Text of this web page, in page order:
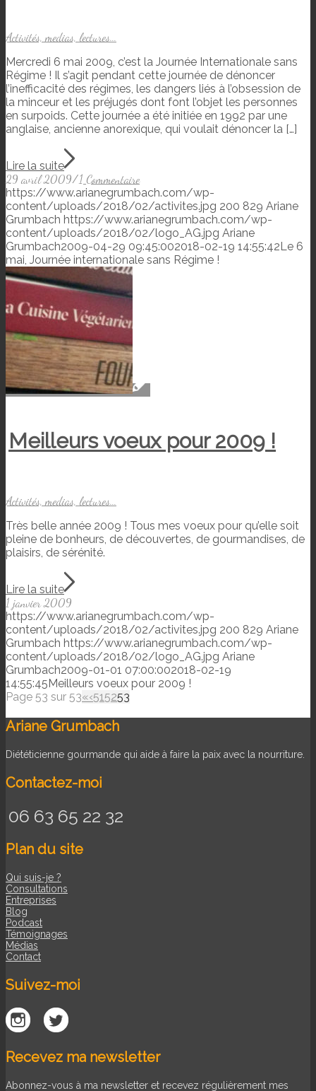
Activités, medias, lectures...
Mercredi 6 mai 2009, c’est la Journée Internationale sans
Régime ! Il s’agit pendant cette journée de dénoncer
l’inefficacité des régimes, les dangers liés à l’obsession de
la minceur et les préjugés dont font l’objet les personnes
en surpoids. Cette journée a été initiée en 1992 par une
anglaise, ancienne anorexique, qui voulait dénoncer la […]
Lire la suite
29 avril 2009/1 Commentaire
https://www.arianegrumbach.com/wp-
content/uploads/2018/02/activites.jpg 200 829 Ariane
Grumbach https://www.arianegrumbach.com/wp-
content/uploads/2018/02/logo_AG.jpg Ariane
Grumbach2009-04-29 09:45:002018-02-19 14:55:42 Le 6
mai, Journée internationale sans Régime !
Meilleurs voeux pour 2009 !
Activités, medias, lectures...
Très belle année 2009 ! Tous mes voeux pour qu’elle soit
pleine de bonheurs, de découvertes, de gourmandises, de
plaisirs, de sérénité.
Lire la suite
1 janvier 2009
https://www.arianegrumbach.com/wp-
content/uploads/2018/02/activites.jpg 200 829 Ariane
Grumbach https://www.arianegrumbach.com/wp-
content/uploads/2018/02/logo_AG.jpg Ariane
Grumbach2009-01-01 07:00:002018-02-19
14:55:45Meilleurs voeux pour 2009 !
Page 53 sur 53«‹515253
Ariane Grumbach
Diététicienne gourmande qui aide à faire la paix avec la nourriture.
Contactez-moi
06 63 65 22 32
Plan du site
Qui suis-je ?
Consultations
Entreprises
Blog
Podcast
Témoignages
Médias
Contact
Suivez-moi
Recevez ma newsletter
Abonnez-vous à ma newsletter et recevez régulièrement mes